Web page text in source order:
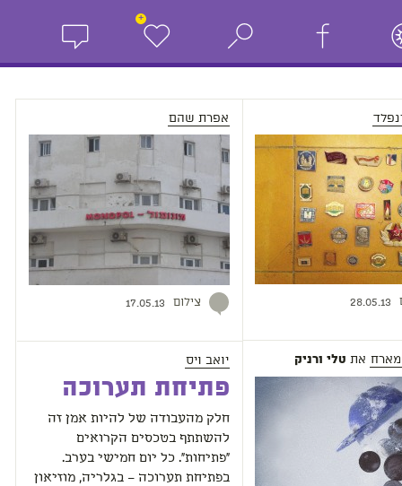
+
28.05.13
מארח את טלי ורניק
אפרת שהם
צילום 17.05.13
יואב ויס
פתיחת תערוכה
חלק מהעבודה של להיות אמן זה
להשתתף בטכסים הקרואים
"פתיחות". כל יום חמישי בערב.
בפתיחת תערוכה – בגלריה, מוזיאון